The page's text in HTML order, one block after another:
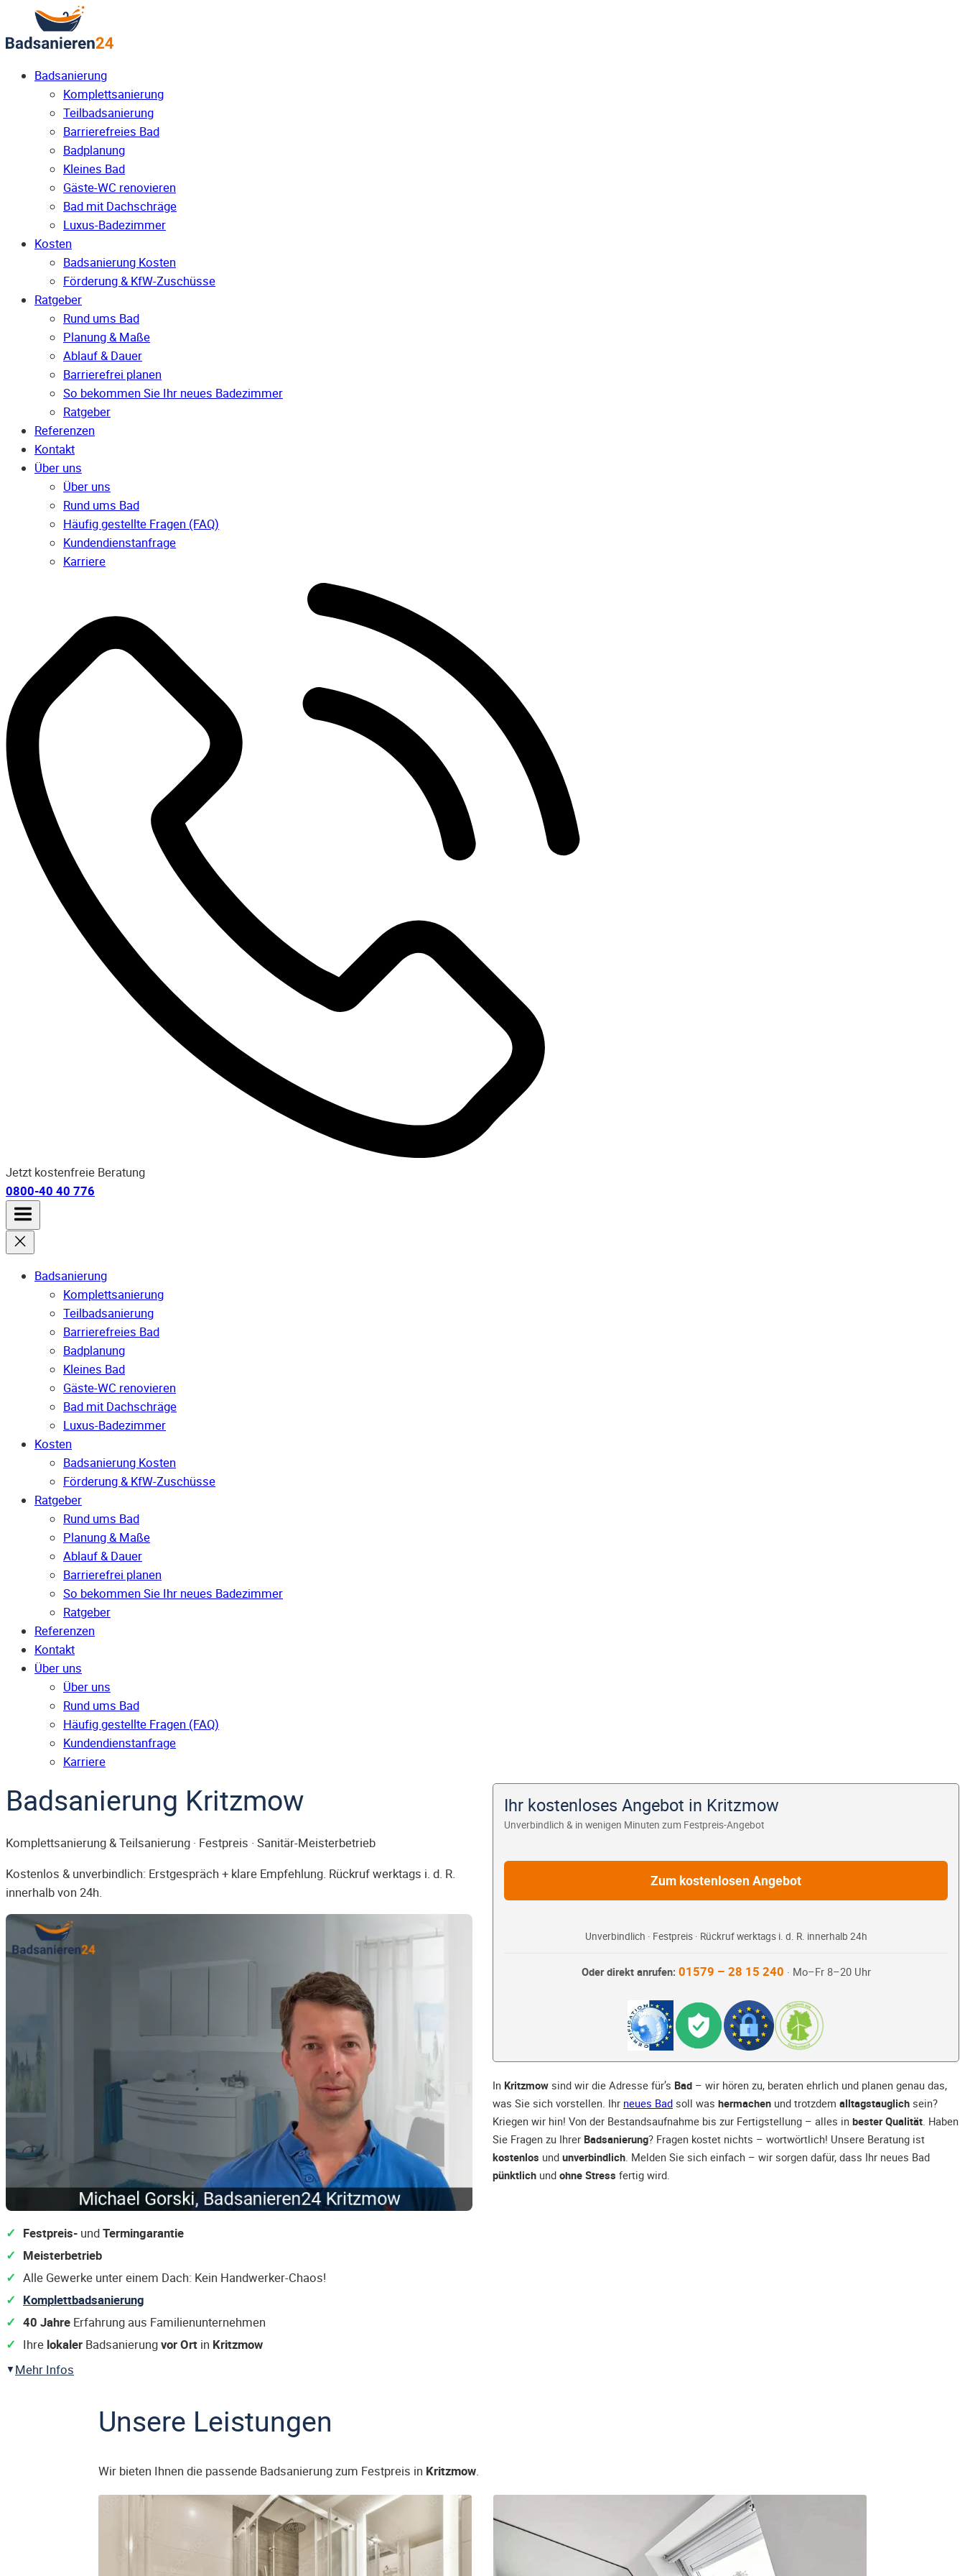
Badsanierung
Komplettsanierung
Teilbadsanierung
Barrierefreies Bad
Badplanung
Kleines Bad
Gäste-WC renovieren
Bad mit Dachschräge
Luxus-Badezimmer
Kosten
Badsanierung Kosten
Förderung & KfW-Zuschüsse
Ratgeber
Rund ums Bad
Planung & Maße
Ablauf & Dauer
Barrierefrei planen
So bekommen Sie Ihr neues Badezimmer
Ratgeber
Referenzen
Kontakt
Über uns
Über uns
Rund ums Bad
Häufig gestellte Fragen (FAQ)
Kunden­dienst­anfrage
Karriere
Jetzt kostenfreie Beratung
0800-40 40 776
Badsanierung
Komplettsanierung
Teilbadsanierung
Barrierefreies Bad
Badplanung
Kleines Bad
Gäste-WC renovieren
Bad mit Dachschräge
Luxus-Badezimmer
Kosten
Badsanierung Kosten
Förderung & KfW-Zuschüsse
Ratgeber
Rund ums Bad
Planung & Maße
Ablauf & Dauer
Barrierefrei planen
So bekommen Sie Ihr neues Badezimmer
Ratgeber
Referenzen
Kontakt
Über uns
Über uns
Rund ums Bad
Häufig gestellte Fragen (FAQ)
Kunden­dienst­anfrage
Karriere
Badsanierung Kritzmow
Komplettsanierung & Teilsanierung · Festpreis · Sanitär-Meisterbetrieb
Kostenlos & unverbindlich: Erstgespräch + klare Empfehlung. Rückruf werktags i. d. R.
innerhalb von 24h.
Festpreis- undTermingarantie
Meisterbetrieb
Alle Gewerke unter einem Dach: Kein Handwerker-Chaos!
Komplettbadsanierung
40 Jahre Erfahrung aus Familienunternehmen
Ihre lokaler Badsanierungvor Ort in Kritzmow
Mehr Infos
Ihr kostenloses Angebot in Kritzmow
Unverbindlich & in wenigen Minuten zum Festpreis-Angebot
Zum kostenlosen Angebot
Unverbindlich · Festpreis · Rückruf werktags i. d. R. innerhalb 24h
Oder direkt anrufen: 01579 – 28 15 240 · Mo–Fr 8–20 Uhr
In Kritzmow sind wir die Adresse für’s Bad – wir hören zu, beraten ehrlich und planen genau das,
was Sie sich vorstellen. Ihr neues Bad soll was hermachen und trotzdem alltagstauglich sein?
Kriegen wir hin! Von der Bestandsaufnahme bis zur Fertigstellung – alles in bester Qualität. Haben
Sie Fragen zu Ihrer Badsanierung? Fragen kostet nichts – wortwörtlich! Unsere Beratung ist
kostenlos und unverbindlich. Melden Sie sich einfach – wir sorgen dafür, dass Ihr neues Bad
pünktlich und ohne Stress fertig wird.
Unsere Leistungen
Wir bieten Ihnen die passende Badsanierung zum Festpreis in Kritzmow.